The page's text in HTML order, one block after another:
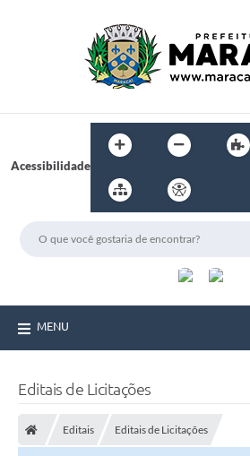
Acessibilidade
MENU
Editais de Licitações
Editais Editais de Licitações